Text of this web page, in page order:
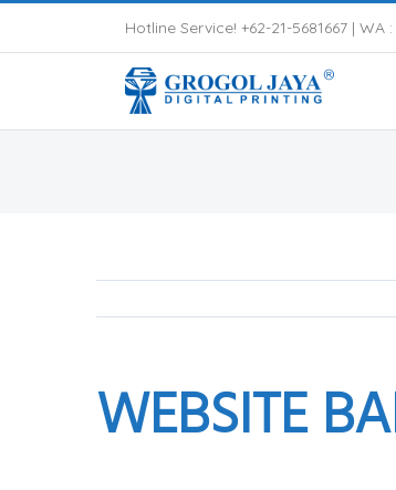
Hotline Service! +62-21-5681667 | WA
WEBSITE